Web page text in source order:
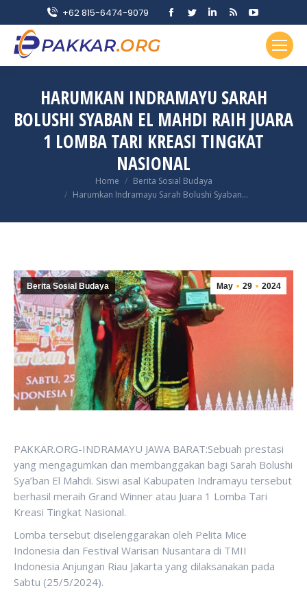
+62 815-6474-9079
Facebook
in
window
Twitter
in
window
Linkedin
in
window
Rss
opens
in
window
YouTube
page
opens
in
window
HARUMKAN INDRAMAYU SARAH
BOLUSHI SYABAN EL MAHDI RAIH JUARA
1 LOMBA TARI KREASI TINGKAT
NASIONAL
Home
Berita Sosial Budaya
Harumkan Indramayu Sarah Bolushi Syaban…
May 29 2024
Berita Sosial Budaya
PAKKAR.ORG-INDRAMAYU JAWA BARAT:Sebuah prestasi
yang mengagumkan dan membanggakan bagi Sarah Bolushi
Sya’ban El Mahdi. Siswi asal Kabupaten Indramayu tersebut
berhasil meraih Grand Winner atau Juara 1 Lomba Tari
Kreasi Tingkat Nasional.
Lomba tersebut diselenggarakan oleh Pelita Mice
Indonesia dan Festival Warisan Nusantara di TMII
Indonesia Anjungan Riau Jakarta yang dilaksanakan pada
Sabtu (25/5/2024).